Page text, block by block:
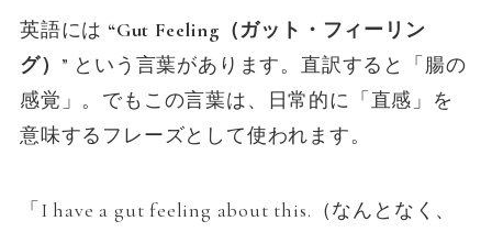
英語には “Gut Feeling（ガット・フィーリン
グ） ” という言葉があります。直訳すると「腸の
感覚」。でもこの言葉は、日常的に「直感」を
意味するフレーズとして使われます。
「I have a gut feeling about this.（なんとなく、